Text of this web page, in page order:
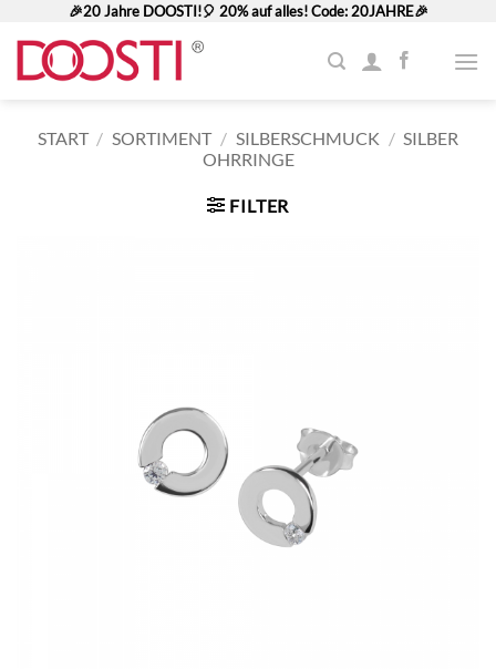
Inhalt
springen
🎉20 Jahre DOOSTI!🎈 20% auf alles! Code: 20JAHRE🎉
START / SORTIMENT / SILBERSCHMUCK / SILBER
OHRRINGE
FILTER